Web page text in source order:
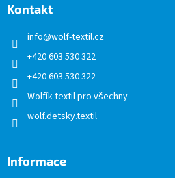
Kontakt
info@wolf-textil.cz
+420 603 530 322
+420 603 530 322
Wolfík textil pro všechny
wolf.detsky.textil
Informace